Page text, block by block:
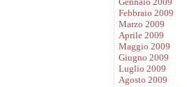
Febbraio 2009
Marzo 2009
Aprile 2009
Maggio 2009
Giugno 2009
Luglio 2009
Agosto 2009